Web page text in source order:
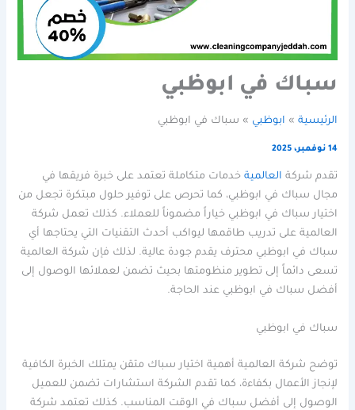
سباك في ابوظبي
الرئيسية ابوظبي سباك في ابوظبي
14 نوفمبر، 2025
تقدم شركة العالمية خدمات متكاملة تعتمد على خبرة فريقها في
مجال سباك في ابوظبي، كما تحرص على توفير حلول مبتكرة تجعل من
اختيار سباك في ابوظبي خياراً مضموناً للعملاء. كذلك تعمل شركة
العالمية على تدريب طاقمها ليواكب أحدث التقنيات التي يحتاجها أي
سباك في ابوظبي محترف يقدم جودة عالية. لذلك فإن شركة العالمية
تسعى دائماً إلى تطوير منظومتها بحيث تضمن لعملائها الوصول إلى
أفضل سباك في ابوظبي عند الحاجة.
سباك في ابوظبي
توضح شركة العالمية أهمية اختيار سباك متقن يمتلك الخبرة الكافية
لإنجاز الأعمال بكفاءة، كما تقدم الشركة استشارات تضمن للعميل
الوصول إلى أفضل سباك في الوقت المناسب. كذلك تعتمد شركة